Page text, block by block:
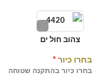
צהוב חול ים
בחרו כיור *
בחרו כיור בהתקנה שטוחה